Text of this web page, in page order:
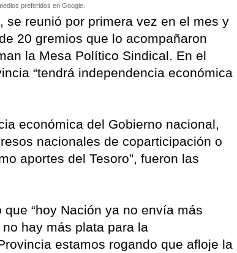
preferidos en Google.
se reunió por primera vez en el mes y
20 gremios que lo acompañaron
la Mesa Político Sindical. En el
“tendrá independencia económica
económica del Gobierno nacional,
nacionales de coparticipación o
aportes del Tesoro”, fueron las
“hoy Nación ya no envía más
hay más plata para la
estamos rogando que afloje la